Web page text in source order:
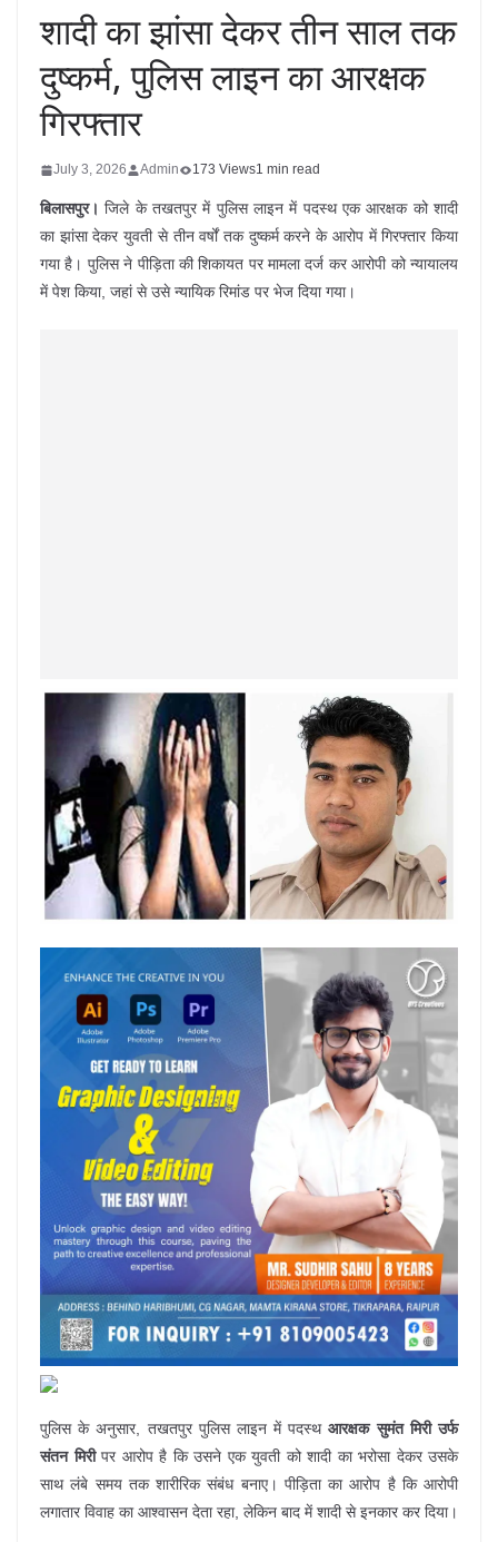
शादी का झांसा देकर तीन साल तक
दुष्कर्म, पुलिस लाइन का आरक्षक
गिरफ्तार
July 3, 2026 Admin 173 Views1 min read
बिलासपुर। जिले के तखतपुर में पुलिस लाइन में पदस्थ एक आरक्षक को शादी
का झांसा देकर युवती से तीन वर्षों तक दुष्कर्म करने के आरोप में गिरफ्तार किया
गया है। पुलिस ने पीड़िता की शिकायत पर मामला दर्ज कर आरोपी को न्यायालय
में पेश किया, जहां से उसे न्यायिक रिमांड पर भेज दिया गया।
पुलिस के अनुसार, तखतपुर पुलिस लाइन में पदस्थआरक्षक सुमंत मिरी उर्फ
संतन मिरीपर आरोप है कि उसने एक युवती को शादी का भरोसा देकर उसके
साथ लंबे समय तक शारीरिक संबंध बनाए। पीड़िता का आरोप है कि आरोपी
लगातार विवाह का आश्वासन देता रहा, लेकिन बाद में शादी से इनकार कर दिया।